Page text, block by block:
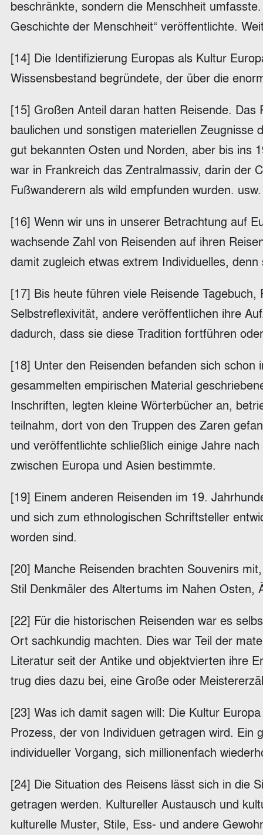
beschränkte, sondern die Menschheit
Geschichte der Menschheit“ veröffentlichte.
[14] Die Identifizierung Europas als Kultur
Wissensbestand begründete, der über die
[15] Großen Anteil daran hatten Reisende.
baulichen und sonstigen materiellen
gut bekannten Osten und Norden, aber bis ins
war in Frankreich das Zentralmassiv, darin der
Fußwanderern als wild empfunden wurden. usw.
[16] Wenn wir uns in unserer Betrachtung auf
wachsende Zahl von Reisenden auf ihren
damit zugleich etwas extrem Individuelles,
[17] Bis heute führen viele Reisende
Selbstreflexivität, andere veröffentlichen ihre
dadurch, dass sie diese Tradition fortführen
[18] Unter den Reisenden befanden sich
gesammelten empirischen Material
Inschriften, legten kleine Wörterbücher an,
teilnahm, dort von den Truppen des Zaren
und veröffentlichte schließlich einige Jahre
zwischen Europa und Asien bestimmte.
[19] Einem anderen Reisenden im 19.
und sich zum ethnologischen Schriftsteller
worden sind.
[20] Manche Reisenden brachten Souvenirs
Stil Denkmäler des Altertums im Nahen
[22] Für die historischen Reisenden war es
Ort sachkundig machten. Dies war Teil der
Literatur seit der Antike und objektvierten ihre
trug dies dazu bei, eine Große oder
[23] Was ich damit sagen will: Die Kultur
Prozess, der von Individuen getragen wird.
individueller Vorgang, sich millionenfach
[24] Die Situation des Reisens lässt sich in die
getragen werden. Kultureller Austausch und
kulturelle Muster, Stile, Ess- und andere